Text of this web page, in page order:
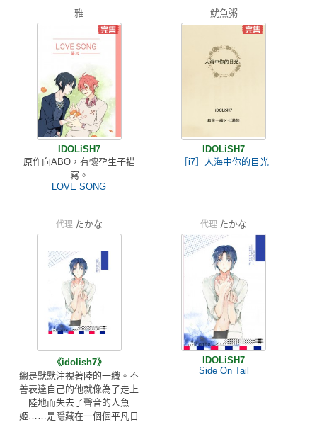
雅
IDOLiSH7
原作向ABO，有懷孕生子描
寫。
LOVE SONG
魷魚粥
IDOLiSH7
［i7］人海中你的目光
代理 たかな
《idolish7》
總是默默注視著陸的一織。不
善表達自己的他就像為了走上
陸地而失去了聲音的人魚
姬……是隱藏在一個個平凡日
代理 たかな
IDOLiSH7
Side On Tail